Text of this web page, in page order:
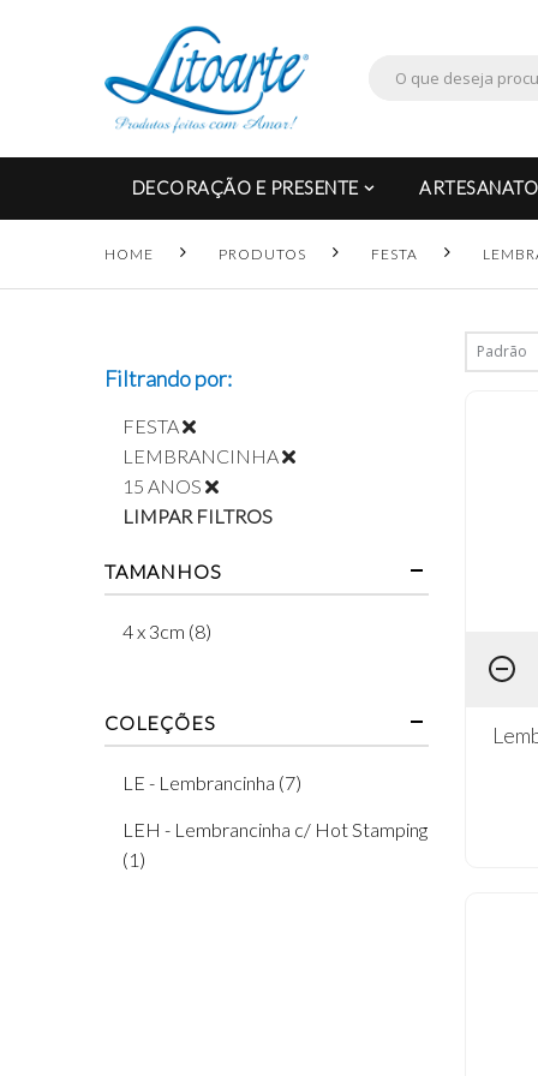
DECORAÇÃO E PRESENTE ARTESANATO
HOME PRODUTOS FESTA
Filtrando por:
FESTA
LEMBRANCINHA
15 ANOS
LIMPAR FILTROS
TAMANHOS
4 x 3cm (8)
COLEÇÕES
LE - Lembrancinha (7)
LEH - Lembrancinha c/ Hot Stamping
(1)